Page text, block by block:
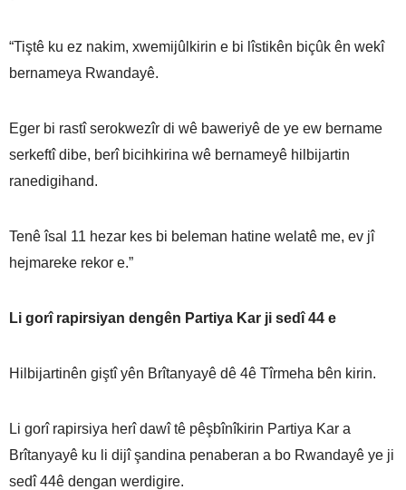
“Tiştê ku ez nakim, xwemijûlkirin e bi lîstikên biçûk ên wekî
bernameya Rwandayê.
Eger bi rastî serokwezîr di wê baweriyê de ye ew bername
serkeftî dibe, berî bicihkirina wê bernameyê hilbijartin
ranedigihand.
Tenê îsal 11 hezar kes bi beleman hatine welatê me, ev jî
hejmareke rekor e.”
Li gorî rapirsiyan dengên Partiya Kar ji sedî 44 e
Hilbijartinên giştî yên Brîtanyayê dê 4ê Tîrmeha bên kirin.
Li gorî rapirsiya herî dawî tê pêşbînîkirin Partiya Kar a
Brîtanyayê ku li dijî şandina penaberan a bo Rwandayê ye ji
sedî 44ê dengan werdigire.